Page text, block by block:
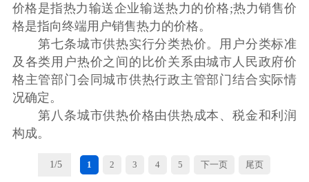
价格是指热力输送企业输送热力的价格;热力销售价
格是指向终端用户销售热力的价格。
第七条城市供热实行分类热价。用户分类标准
及各类用户热价之间的比价关系由城市人民政府价
格主管部门会同城市供热行政主管部门结合实际情
况确定。
第八条城市供热价格由供热成本、税金和利润
构成。
1/5 1 2 3 4 5 下一页 尾页